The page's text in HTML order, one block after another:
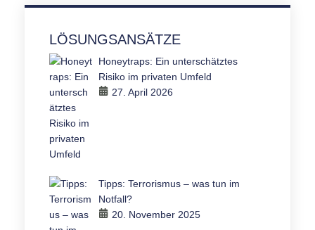
LÖSUNGSANSÄTZE
Honeytraps: Ein unterschätztes
Risiko im privaten Umfeld
27. April 2026
Tipps: Terrorismus – was tun im
Notfall?
20. November 2025